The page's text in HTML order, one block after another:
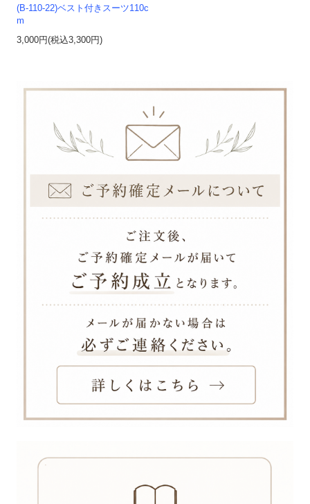
(B-110-22)ベスト付きスーツ110c
m
3,000円(税込3,300円)